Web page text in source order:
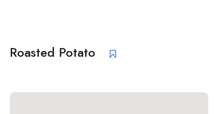
Roasted Potato